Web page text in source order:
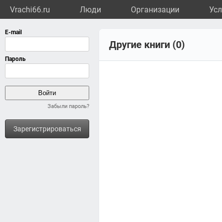
Vrachi66.ru Люди Организации
Забыли пароль?
Зарегистрироваться
Другие книги (0)